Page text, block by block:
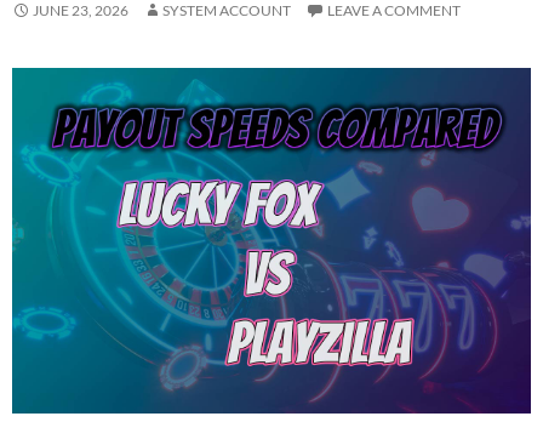
JUNE 23, 2026 SYSTEM ACCOUNT LEAVE A COMMENT